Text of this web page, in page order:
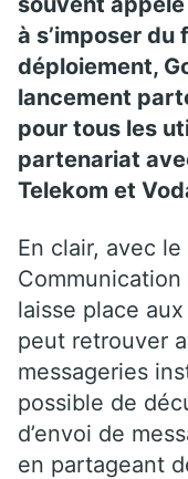
à s’imposer du
déploiement,
lancement
pour tous les
partenariat
Telekom et
En clair, avec
laisse place
peut retrouver
messageries
possible de
d’envoi de
en partageant